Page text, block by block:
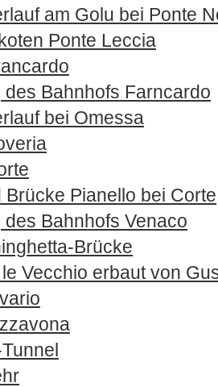
am Golu bei Ponte
Ponte Leccia
des Bahnhofs Farncardo
bei Omessa
Brücke Pianello bei Corte
Bahnhofs Venaco
Brücke​
Vecchio erbaut von